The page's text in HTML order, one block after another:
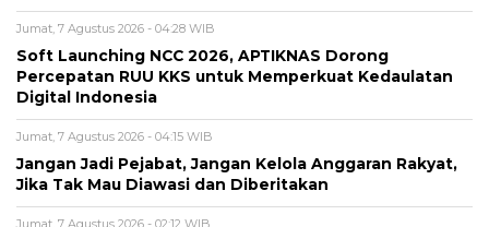
Jumat, 7 Agustus 2026 - 04:28 WIB
Soft Launching NCC 2026, APTIKNAS Dorong
Percepatan RUU KKS untuk Memperkuat Kedaulatan
Digital Indonesia
Jumat, 7 Agustus 2026 - 04:15 WIB
Jangan Jadi Pejabat, Jangan Kelola Anggaran Rakyat,
Jika Tak Mau Diawasi dan Diberitakan
Jumat, 7 Agustus 2026 - 02:12 WIB